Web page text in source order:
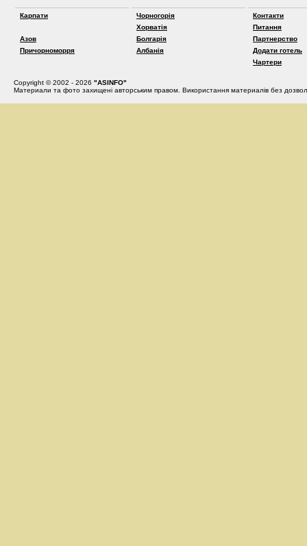
Карпати
Азов
Причорноморря
Чорногорія
Хорватія
Болгарія
Албанія
Контакти
Питання
Партнерство
Додати готель
Чартери
Copyright © 2002 - 2026 "ASINFO"
Материали та фото захищені авторським правом. Використання материалів без